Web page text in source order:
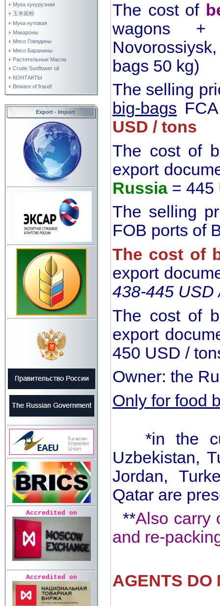
Мука кукурузная
玉米面粉
Мука нутовая
Макароны
Мясо Говядины
Мясо Баранины
Растительные Масла
Crude Sunflower oil
КОНТАКТЫ
Beware of fraud!
Export - Import
Accredited on
Accredited on
The cost of
wagons +
bags 50 kg)
The selling
big-bags
USD / tons
The cost of
export
Russia= 445
The selling
FOB ports of
The cost of
export
438-445 USD
The cost of
export
450 USD /
Owner: the
Only for food
*in the
Uzbekistan,
Jordan,
Qatar are
**Also carry
and re-
AGENTS DO